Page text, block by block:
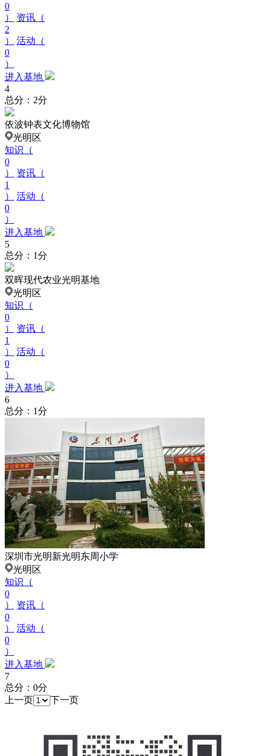
0
）
资讯（
2
）
活动（
0
）
进入基地
4
总分：2分
依波钟表文化博物馆
光明区
知识（
0
）
资讯（
1
）
活动（
0
）
进入基地
5
总分：1分
双晖现代农业光明基地
光明区
知识（
0
）
资讯（
1
）
活动（
0
）
进入基地
6
总分：1分
深圳市光明新光明东周小学
光明区
知识（
0
）
资讯（
0
）
活动（
0
）
进入基地
7
总分：0分
上一页
下一页